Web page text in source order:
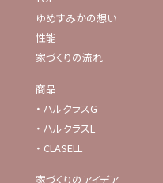
ゆめすみかの想い
性能
家づくりの流れ
商品
・ ハルクラスG
・ ハルクラスL
・ CLASELL
家づくりのアイデア